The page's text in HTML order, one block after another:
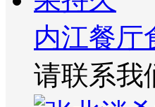
内江餐厅
请联系我